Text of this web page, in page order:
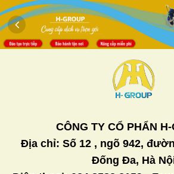
CÔNG TY CỔ PHẨN
Địa chỉ: Số 12 , ngõ 942,
Đống Đa, Hà